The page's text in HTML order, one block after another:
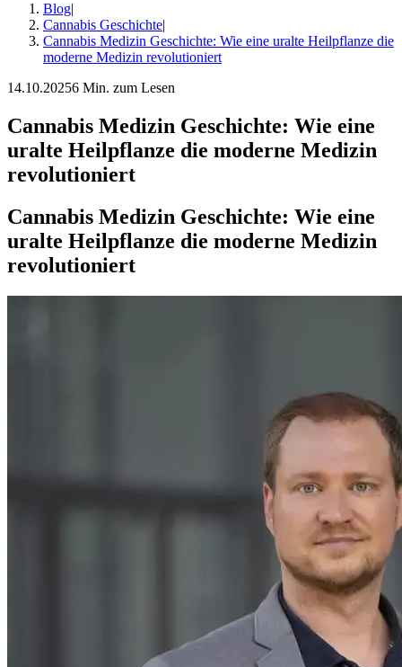
Blog|
Cannabis Geschichte|
Cannabis Medizin Geschichte: Wie eine uralte Heilpflanze die
moderne Medizin revolutioniert
14.10.20256 Min. zum Lesen
Cannabis Medizin Geschichte: Wie eine
uralte Heilpflanze die moderne Medizin
revolutioniert
Cannabis Medizin Geschichte: Wie eine
uralte Heilpflanze die moderne Medizin
revolutioniert